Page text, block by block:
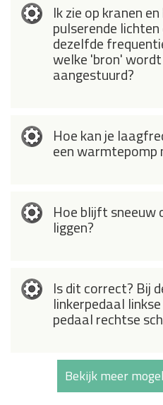
Ik zie op kranen
pulserende
dezelfde
welke 'bron'
aangestuurd?
Hoe kan je
een warmtepomp
Hoe blijft sneeuw
liggen?
Is dit correct? Bij
linkerpedaal
pedaal rechtse
Bekijk meer